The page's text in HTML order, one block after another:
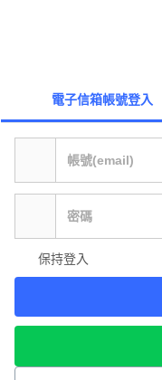
電子信箱帳號登入
保持登入